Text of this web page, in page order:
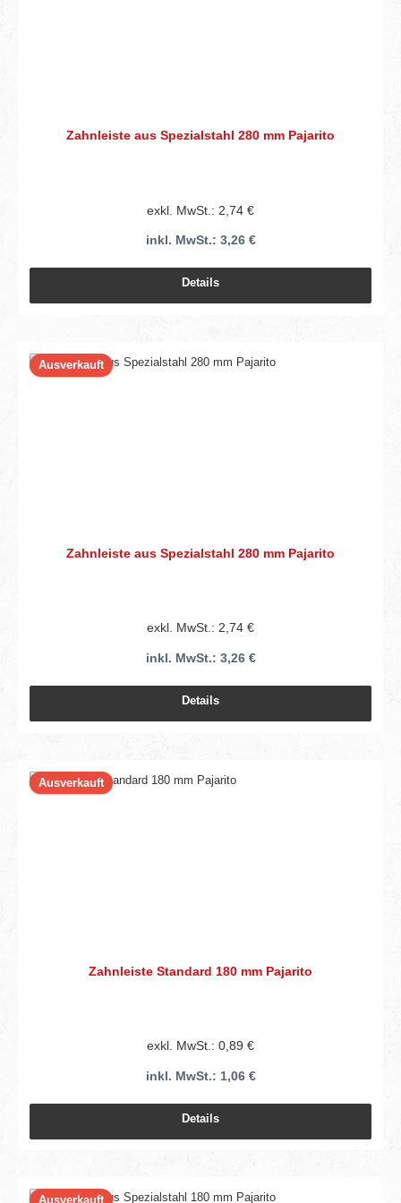
Zahnleiste aus Spezialstahl 280 mm Pajarito
exkl. MwSt.: 2,74 €
inkl. MwSt.: 3,26 €
Details
Ausverkauft
Zahnleiste aus Spezialstahl 280 mm Pajarito
exkl. MwSt.: 2,74 €
inkl. MwSt.: 3,26 €
Details
Ausverkauft
Zahnleiste Standard 180 mm Pajarito
exkl. MwSt.: 0,89 €
inkl. MwSt.: 1,06 €
Details
Ausverkauft